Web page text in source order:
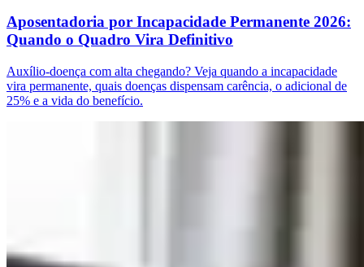
Aposentadoria por Incapacidade Permanente 2026:
Quando o Quadro Vira Definitivo
Auxílio-doença com alta chegando? Veja quando a incapacidade
vira permanente, quais doenças dispensam carência, o adicional de
25% e a vida do benefício.